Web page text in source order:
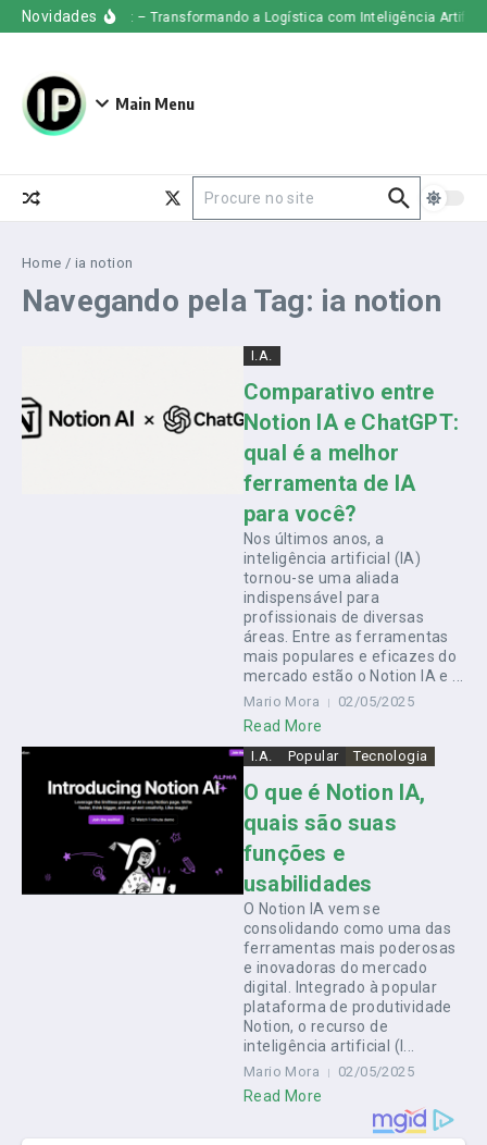
Ir para o conteúdo
Novidades
Uber Freight – Transformando a Logística com Inteligência Artificial
Main Menu
Home / ia notion
Navegando pela Tag: ia notion
I.A.
Comparativo entre
Notion IA e ChatGPT:
qual é a melhor
ferramenta de IA
para você?
Nos últimos anos, a
inteligência artificial (IA)
tornou-se uma aliada
indispensável para
profissionais de diversas
áreas. Entre as ferramentas
mais populares e eficazes do
mercado estão o Notion IA e ...
Mario Mora 02/05/2025
Read More
I.A. Popular Tecnologia
O que é Notion IA,
quais são suas
funções e
usabilidades
O Notion IA vem se
consolidando como uma das
ferramentas mais poderosas
e inovadoras do mercado
digital. Integrado à popular
plataforma de produtividade
Notion, o recurso de
inteligência artificial (I...
Mario Mora 02/05/2025
Read More